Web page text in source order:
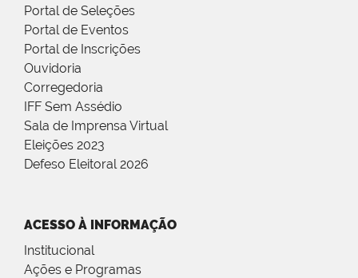
Portal de Seleções
Portal de Eventos
Portal de Inscrições
Ouvidoria
Corregedoria
IFF Sem Assédio
Sala de Imprensa Virtual
Eleições 2023
Defeso Eleitoral 2026
ACESSO À INFORMAÇÃO
Institucional
Ações e Programas